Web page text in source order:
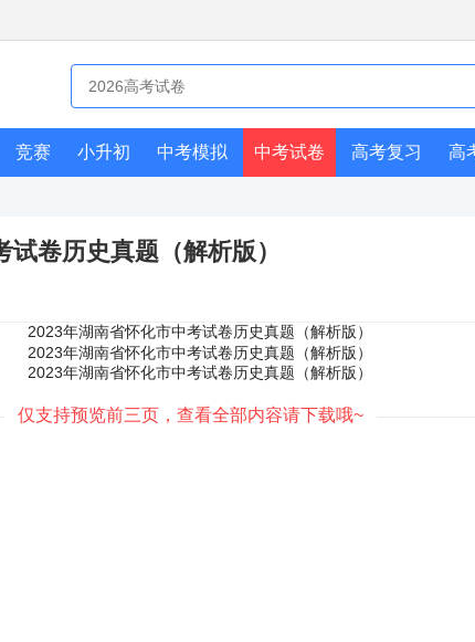
竞赛 小升初 中考模拟 中考试卷 高考复习 高
卷历史真题（解析版）
仅支持预览前三页，查看全部内容请下载哦~